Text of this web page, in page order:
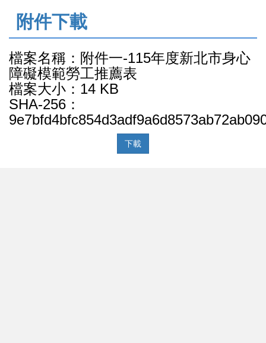
附件下載
檔案名稱：附件一-115年度新北市身心
障礙模範勞工推薦表
檔案大小：14 KB
SHA-256：
下載